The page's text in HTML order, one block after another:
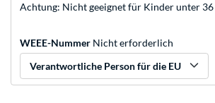
Achtung: Nicht geeignet für Kinder unter
WEEE-Nummer Nicht erforderlich
Verantwortliche Person für die EU